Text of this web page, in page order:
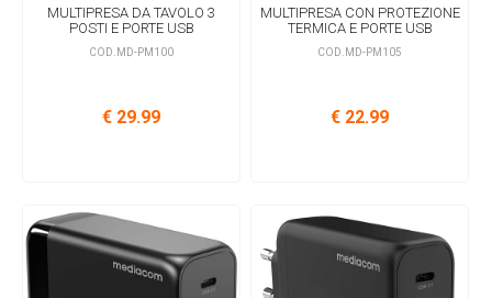
MULTIPRESA DA TAVOLO 3
POSTI E PORTE USB
COD.MD-PM100
€ 29.99
MULTIPRESA CON PROTEZIONE
TERMICA E PORTE USB
COD.MD-PM105
€ 22.99